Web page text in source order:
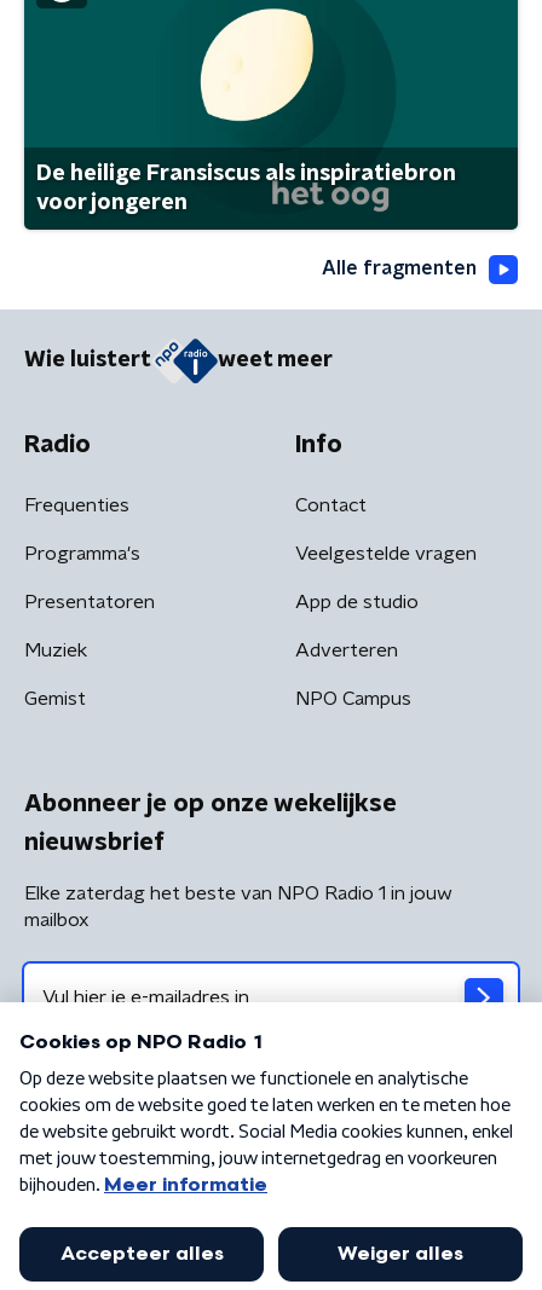
De heilige Fransiscus als inspiratiebron
voor jongeren
Alle fragmenten
Wie luistert weet meer
Radio
Frequenties
Programma's
Presentatoren
Muziek
Gemist
Info
Contact
Veelgestelde vragen
App de studio
Adverteren
NPO Campus
Abonneer je op onze wekelijkse
nieuwsbrief
Elke zaterdag het beste van NPO Radio 1 in jouw
mailbox
Algemene voorwaarden